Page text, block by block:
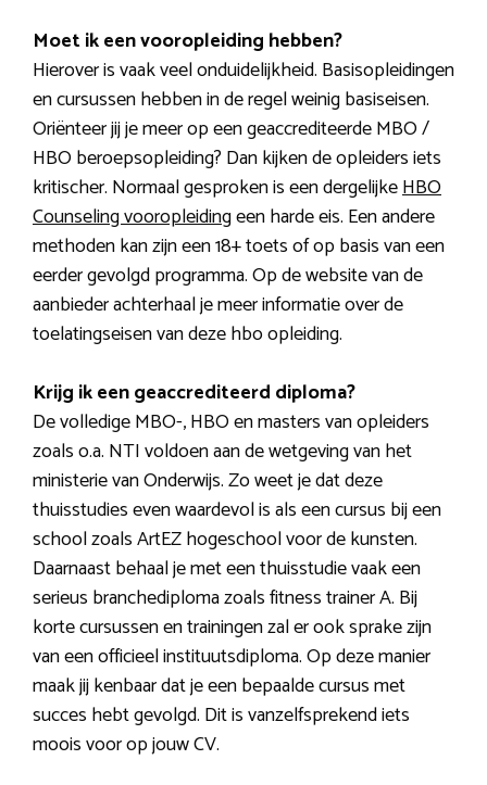
Moet ik een vooropleiding hebben?
Hierover is vaak veel onduidelijkheid. Basisopleidingen
en cursussen hebben in de regel weinig basiseisen.
Oriënteer jij je meer op een geaccrediteerde MBO /
HBO beroepsopleiding? Dan kijken de opleiders iets
kritischer. Normaal gesproken is een dergelijkeHBO
Counseling vooropleidingeen harde eis. Een andere
methoden kan zijn een 18+ toets of op basis van een
eerder gevolgd programma. Op de website van de
aanbieder achterhaal je meer informatie over de
toelatingseisen van deze hbo opleiding.
Krijg ik een geaccrediteerd diploma?
De volledige MBO-, HBO en masters van opleiders
zoals o.a. NTI voldoen aan de wetgeving van het
ministerie van Onderwijs. Zo weet je dat deze
thuisstudies even waardevol is als een cursus bij een
school zoals ArtEZ hogeschool voor de kunsten.
Daarnaast behaal je met een thuisstudie vaak een
serieus branchediploma zoals fitness trainer A. Bij
korte cursussen en trainingen zal er ook sprake zijn
van een officieel instituutsdiploma. Op deze manier
maak jij kenbaar dat je een bepaalde cursus met
succes hebt gevolgd. Dit is vanzelfsprekend iets
moois voor op jouw CV.